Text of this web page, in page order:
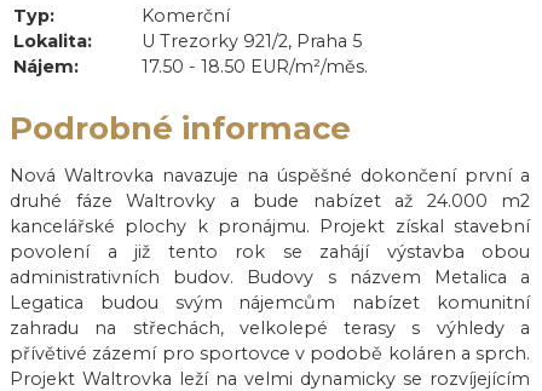
Typ:
Komerční
Lokalita:
U Trezorky 921/2, Praha 5
Nájem:
17.50 - 18.50 EUR/m²/měs.
Podrobné informace
Nová Waltrovka navazuje na úspěšné dokončení první a
druhé fáze Waltrovky a bude nabízet až 24.000 m2
kancelářské plochy k pronájmu. Projekt získal stavební
povolení a již tento rok se zahájí výstavba obou
administrativních budov. Budovy s názvem Metalica a
Legatica budou svým nájemcům nabízet komunitní
zahradu na střechách, velkolepé terasy s výhledy a
přívětivé zázemí pro sportovce v podobě koláren a sprch.
Projekt Waltrovka leží na velmi dynamicky se rozvíjejícím